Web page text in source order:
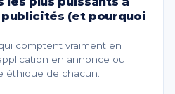
(et pourquoi
comptent vraiment en
en annonce ou
éthique de chacun.